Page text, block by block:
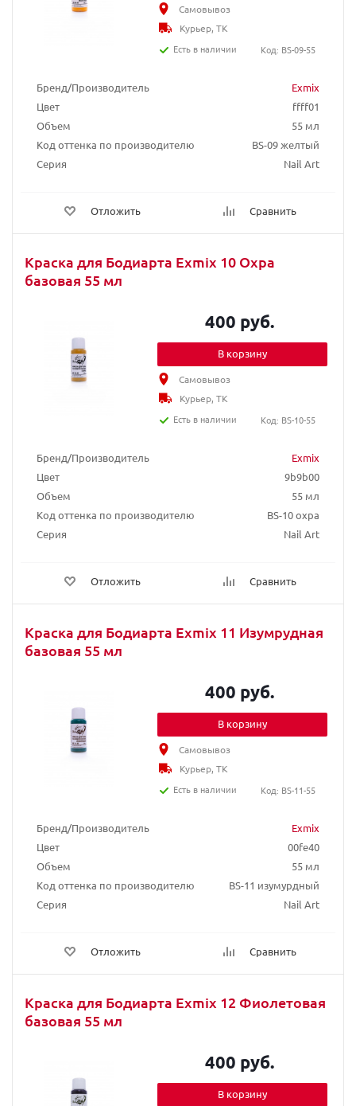
Бренд/Производитель
Exmix
Цвет
ffff01
Объем
55 мл
Код оттенка по производителю
BS-09 желтый
Серия
Nail Art
Отложить Сравнить
Самовывоз
Курьер, ТК
Есть в наличии
Код: BS-09-55
Краска для Бодиарта Exmix 10 Охра
базовая 55 мл
Бренд/Производитель
Exmix
Цвет
9b9b00
Объем
55 мл
Код оттенка по производителю
BS-10 охра
Серия
Nail Art
Отложить Сравнить
400 руб.
В корзину
Самовывоз
Курьер, ТК
Есть в наличии
Код: BS-10-55
Краска для Бодиарта Exmix 11 Изумрудная
базовая 55 мл
Бренд/Производитель
Exmix
Цвет
00fe40
Объем
55 мл
Код оттенка по производителю
BS-11 изумурдный
Серия
Nail Art
Отложить Сравнить
400 руб.
В корзину
Самовывоз
Курьер, ТК
Есть в наличии
Код: BS-11-55
Краска для Бодиарта Exmix 12 Фиолетовая
базовая 55 мл
400 руб.
В корзину